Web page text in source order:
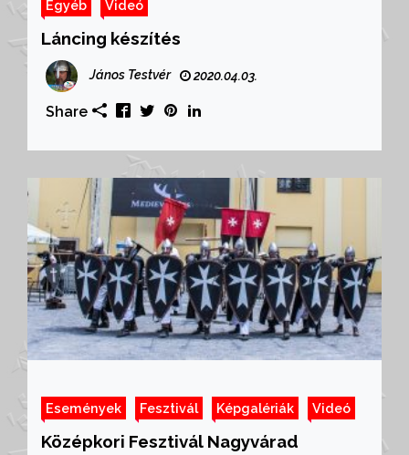
Egyéb Videó
Láncing készítés
János Testvér 2020.04.03.
Share
Események Fesztivál Képgalériák Videó
Középkori Fesztivál Nagyvárad